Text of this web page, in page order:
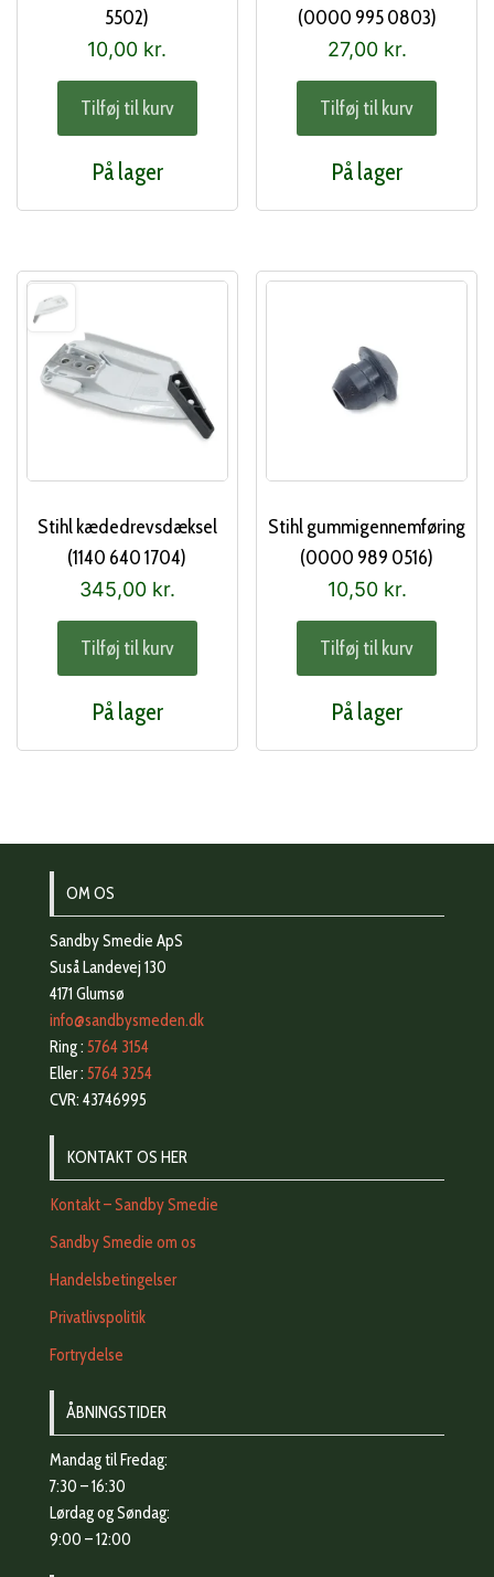
5502)
10,00 kr.
Tilføj til kurv
På lager
(0000 995 0803)
27,00 kr.
Tilføj til kurv
På lager
Stihl kædedrevsdæksel
(1140 640 1704)
345,00 kr.
Tilføj til kurv
På lager
Stihl gummigennemføring
(0000 989 0516)
10,50 kr.
Tilføj til kurv
På lager
OM OS
Sandby Smedie ApS
Suså Landevej 130
4171 Glumsø
info@sandbysmeden.dk
Ring : 5764 3154
Eller : 5764 3254
CVR: 43746995
KONTAKT OS HER
Kontakt – Sandby Smedie
Sandby Smedie om os
Handelsbetingelser
Privatlivspolitik
Fortrydelse
ÅBNINGSTIDER
Mandag til Fredag:
7:30 – 16:30
Lørdag og Søndag:
9:00 – 12:00